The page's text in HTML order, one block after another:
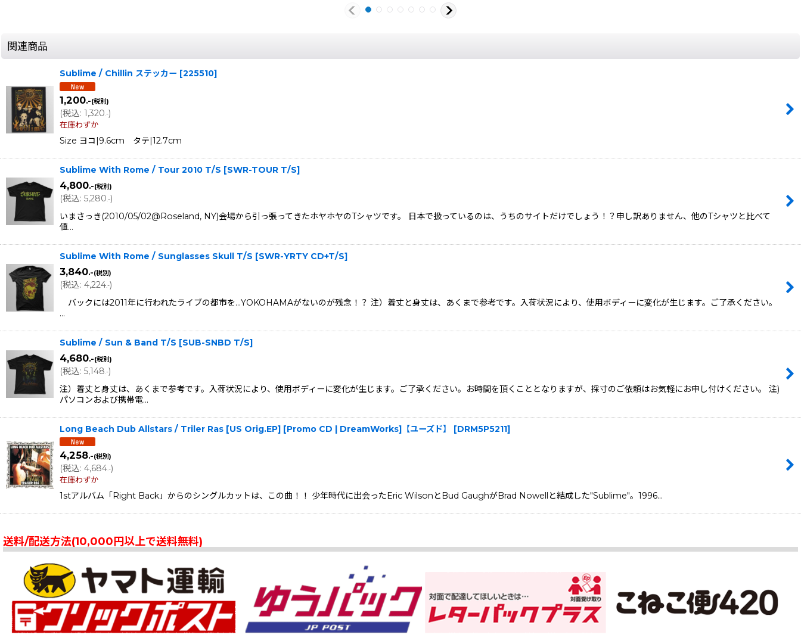
関連商品
Sublime / Chillin ステッカー [225510]
1,200.-(税別)
(税込: 1,320.-)
在庫わずか
Size ヨコ|9.6cm タテ|12.7cm
Sublime With Rome / Tour 2010 T/S [SWR-TOUR T/S]
4,800.-(税別)
(税込: 5,280.-)
いまさっき(2010/05/02@Roseland, NY)会場から引っ張ってきたホヤホヤのTシャツです。 日本で扱っているのは、うちのサイトだけでしょう！？申し訳ありません、他のTシャツと比べて
値…
Sublime With Rome / Sunglasses Skull T/S [SWR-YRTY CD+T/S]
3,840.-(税別)
(税込: 4,224.-)
バックには2011年に行われたライブの都市を...YOKOHAMAがないのが残念！？ 注）着丈と身丈は、あくまで参考です。入荷状況により、使用ボディーに変化が生じます。ご了承ください。
…
Sublime / Sun & Band T/S [SUB-SNBD T/S]
4,680.-(税別)
(税込: 5,148.-)
注）着丈と身丈は、あくまで参考です。入荷状況により、使用ボディーに変化が生じます。ご了承ください。お時間を頂くこととなりますが、採寸のご依頼はお気軽にお申し付けください。 注)
パソコンおよび携帯電…
Long Beach Dub Allstars / Triler Ras [US Orig.EP] [Promo CD | DreamWorks]【ユーズド】 [DRM5P5211]
4,258.-(税別)
(税込: 4,684.-)
在庫わずか
1stアルバム「Right Back」からのシングルカットは、この曲！！ 少年時代に出会ったEric WilsonとBud GaughがBrad Nowellと結成した"Sublime"。1996…
送料/配送方法(10,000円以上で送料無料)